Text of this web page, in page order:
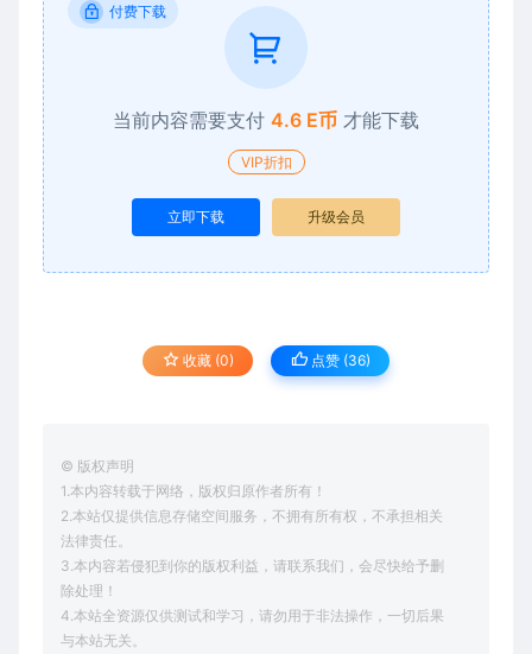
付费下载
当前内容需要支付 4.6 E币 才能下载
VIP折扣
立即下载 升级会员
收藏 (0) 点赞 (36)
© 版权声明
1.本内容转载于网络，版权归原作者所有！
2.本站仅提供信息存储空间服务，不拥有所有权，不承担相关
法律责任。
3.本内容若侵犯到你的版权利益，请联系我们，会尽快给予删
除处理！
4.本站全资源仅供测试和学习，请勿用于非法操作，一切后果
与本站无关。